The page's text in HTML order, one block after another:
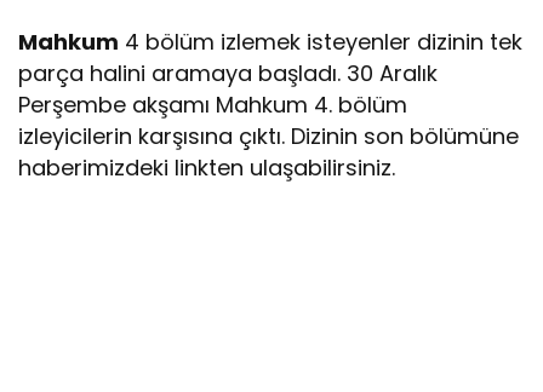
Mahkum 4 bölüm izlemek isteyenler dizinin tek
parça halini aramaya başladı. 30 Aralık
Perşembe akşamı Mahkum 4. bölüm
izleyicilerin karşısına çıktı. Dizinin son bölümüne
haberimizdeki linkten ulaşabilirsiniz.